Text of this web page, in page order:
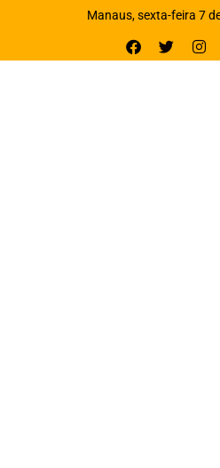
Manaus, sexta-feira 7